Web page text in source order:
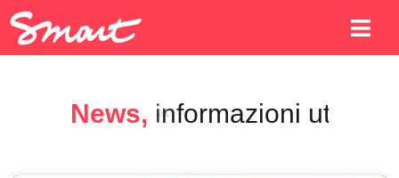
News, aggiorname nti